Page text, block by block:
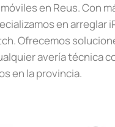
en Reus. Con
en arreglar
Ofrecemos
avería técnica
en la provincia.